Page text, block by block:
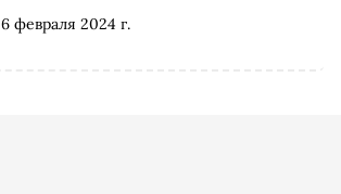
6 февраля 2024 г.